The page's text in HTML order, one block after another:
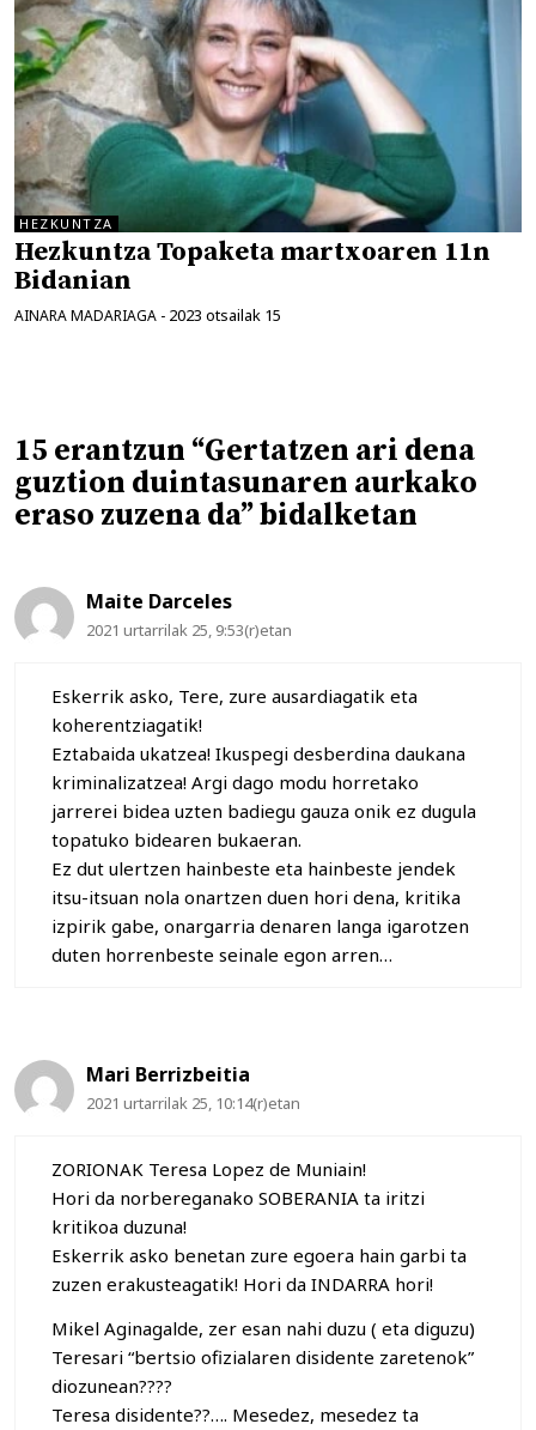
HEZKUNTZA
Hezkuntza Topaketa martxoaren 11n
Bidanian
AINARA MADARIAGA - 2023 otsailak 15
15 erantzun “Gertatzen ari dena
guztion duintasunaren aurkako
eraso zuzena da” bidalketan
Maite Darceles
2021 urtarrilak 25, 9:53(r)etan
Eskerrik asko, Tere, zure ausardiagatik eta
koherentziagatik!
Eztabaida ukatzea! Ikuspegi desberdina daukana
kriminalizatzea! Argi dago modu horretako
jarrerei bidea uzten badiegu gauza onik ez dugula
topatuko bidearen bukaeran.
Ez dut ulertzen hainbeste eta hainbeste jendek
itsu-itsuan nola onartzen duen hori dena, kritika
izpirik gabe, onargarria denaren langa igarotzen
duten horrenbeste seinale egon arren…
Mari Berrizbeitia
2021 urtarrilak 25, 10:14(r)etan
ZORIONAK Teresa Lopez de Muniain!
Hori da norbereganako SOBERANIA ta iritzi
kritikoa duzuna!
Eskerrik asko benetan zure egoera hain garbi ta
zuzen erakusteagatik! Hori da INDARRA hori!
Mikel Aginagalde, zer esan nahi duzu ( eta diguzu)
Teresari “bertsio ofizialaren disidente zaretenok”
diozunean????
Teresa disidente??…. Mesedez, mesedez ta